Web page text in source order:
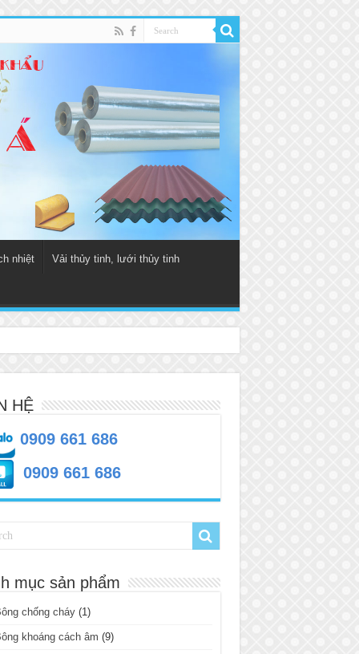
nhiệt Vải thủy tinh, lưới thủy tinh
HỆ
0909 661 686
0909 661 686
mục sản phẩm
chống cháy (1)
khoáng cách âm (9)